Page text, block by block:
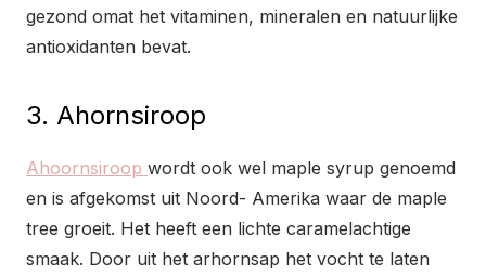
gezond omat het vitaminen, mineralen en natuurlijke
antioxidanten bevat.
3. Ahornsiroop
Ahoornsiroop wordt ook wel maple syrup genoemd
en is afgekomst uit Noord- Amerika waar de maple
tree groeit. Het heeft een lichte caramelachtige
smaak. Door uit het arhornsap het vocht te laten